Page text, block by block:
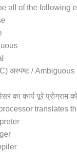
all of the following
अस्पष्ट / Ambiguous
का कार्य पूरे
translates